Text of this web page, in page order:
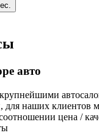
авто
для наших клиентов
цена /